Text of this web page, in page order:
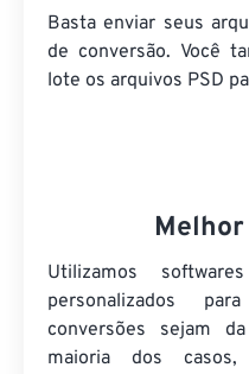
Basta enviar seus
de conversão. Você
lote os arquivos PSD
Utilizamos
personalizados
conversões sejam
maioria dos